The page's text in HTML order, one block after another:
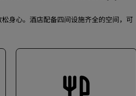
身心。酒店配备四间设施齐全的空间，可